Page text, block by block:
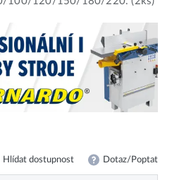
Hlídat dostupnost Dotaz/Poptat